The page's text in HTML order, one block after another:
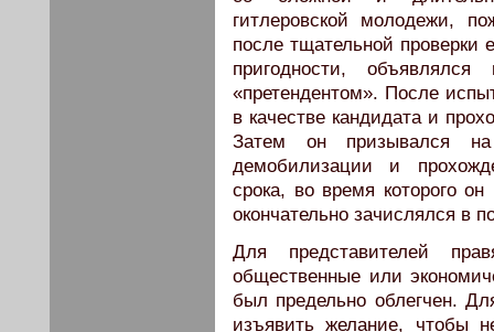
гитлеровской молодежи,
после тщательной проверки
пригодности,
«претендентом». После
в качестве кандидата и
Затем он призывался
демобилизации и
срока, во время которого он
окончательно зачислялся в
Для представителей
общественные или
был предельно облегчен.
изъявить желание, чтобы